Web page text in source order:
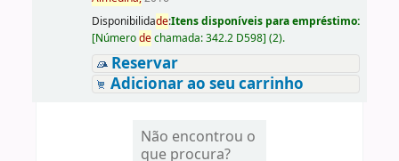
Disponibilidade:Itens disponíveis para empréstimo:
[Númerodechamada:342.2 D598] (2).
Reservar
Adicionar ao seu carrinho
Não encontrou o
que procura?